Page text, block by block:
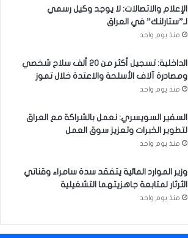
الإعلام والاتصالات: لا يوجد وكيل رسمي
لـ”ستارلنك” في العراق
منذ يوم واحد
الداخلية: تسجيل أكثر من 20 ألف سلاح شخصي
ومصادرة آلاف الأسلحة والاعتدة خلال تموز
منذ يوم واحد
السفير السويسري: نعمل بالشراكة مع العراق
لتطوير الخبرات وتعزيز سوق العمل
منذ يوم واحد
وزير الموارد المائية يتفقد سدة سامراء وقناتي
الثرثار لمتابعة جاهزيتهما التشغيلية
منذ يوم واحد